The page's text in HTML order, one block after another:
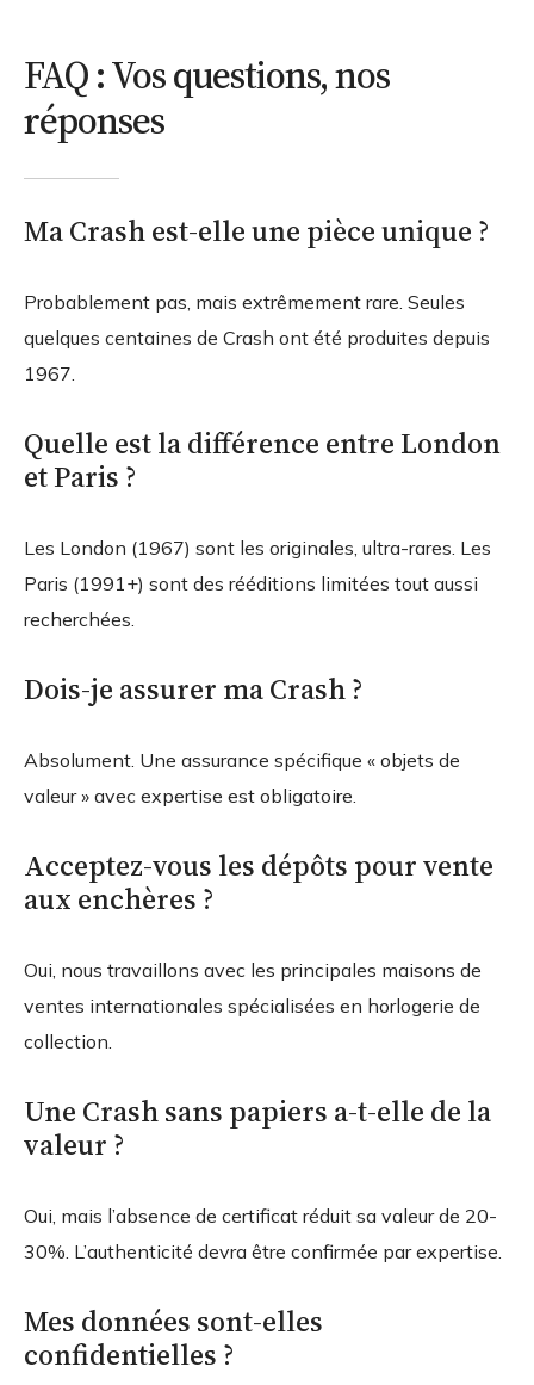
FAQ : Vos questions, nos
réponses
Ma Crash est-elle une pièce unique ?
Probablement pas, mais extrêmement rare. Seules
quelques centaines de Crash ont été produites depuis
1967.
Quelle est la différence entre London
et Paris ?
Les London (1967) sont les originales, ultra-rares. Les
Paris (1991+) sont des rééditions limitées tout aussi
recherchées.
Dois-je assurer ma Crash ?
Absolument. Une assurance spécifique « objets de
valeur » avec expertise est obligatoire.
Acceptez-vous les dépôts pour vente
aux enchères ?
Oui, nous travaillons avec les principales maisons de
ventes internationales spécialisées en horlogerie de
collection.
Une Crash sans papiers a-t-elle de la
valeur ?
Oui, mais l’absence de certificat réduit sa valeur de 20-
30%. L’authenticité devra être confirmée par expertise.
Mes données sont-elles
confidentielles ?